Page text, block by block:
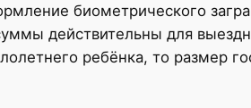
биометрического
действительны для
ребёнка, то размер